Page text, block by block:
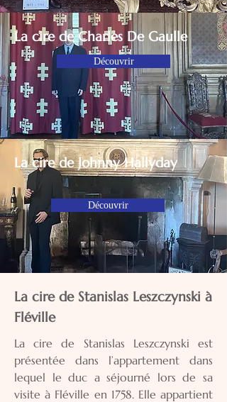
La cire de Charles De Gaulle
Découvrir
La cire de Johnny Hallyday
Découvrir
La cire de Stanislas Leszczynski à
Fléville
La cire de Stanislas Leszczynski est
présentée dans l’appartement dans
lequel le duc a séjourné lors de sa
visite à Fléville en 1758. Elle appartient